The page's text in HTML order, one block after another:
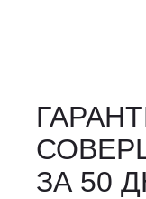
ЗА 50